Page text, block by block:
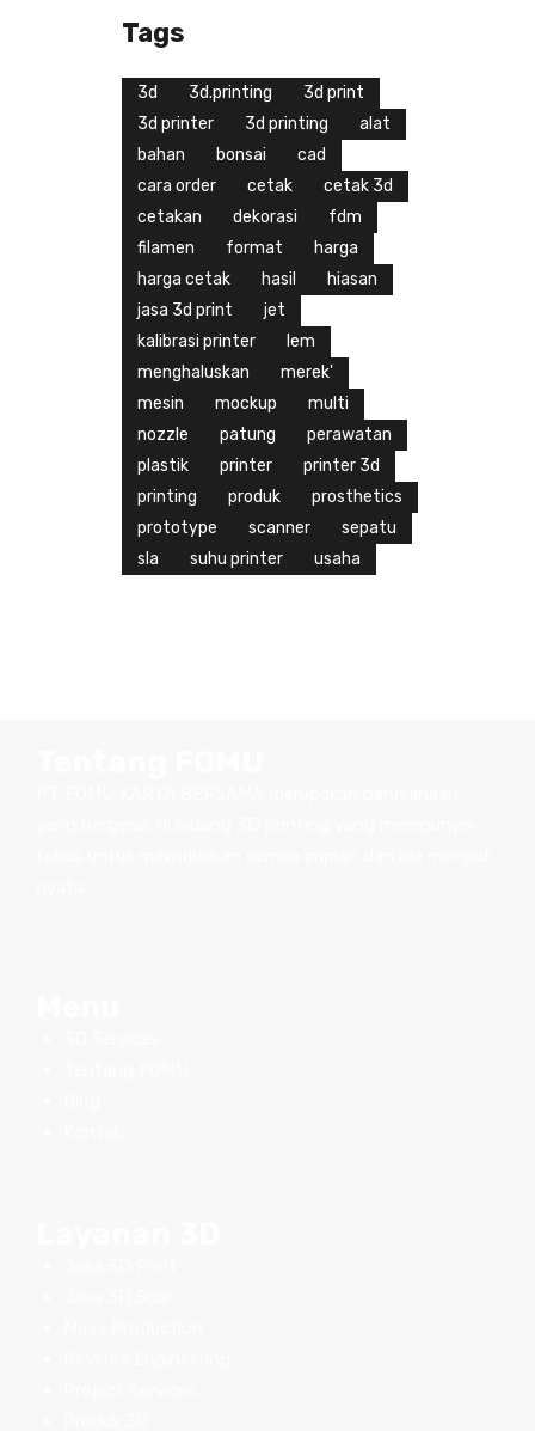
Tags
3d 3d.printing
3d print
3d printer
3d printing
alat
bahan
bonsai
cad
cara order
cetak
cetak 3d
cetakan
dekorasi
fdm
filamen
format
harga
harga cetak
hasil
hiasan
jasa 3d print
jet
kalibrasi printer
lem
menghaluskan
merek'
mesin
mockup
multi
nozzle
patung
perawatan
plastik
printer
printer 3d
printing
produk
prosthetics
prototype
scanner
sepatu
sla
suhu printer usaha